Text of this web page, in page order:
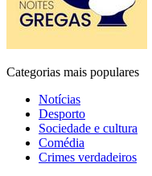
Categorias mais populares
Notícias
Desporto
Sociedade e cultura
Comédia
Crimes verdadeiros